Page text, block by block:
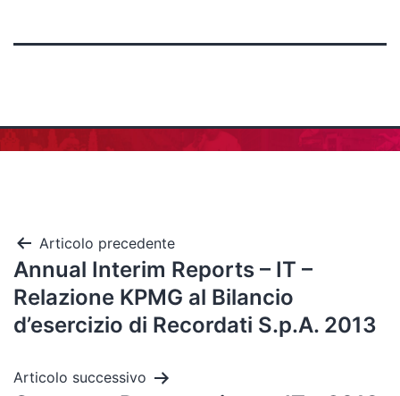
Articolo precedente
Annual Interim Reports – IT –
Relazione KPMG al Bilancio
d’esercizio di Recordati S.p.A. 2013
Articolo successivo